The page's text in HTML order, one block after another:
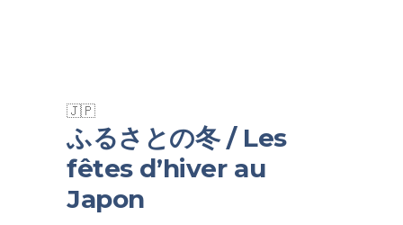
ふるさとの冬 / Les
fêtes d’hiver au
Japon